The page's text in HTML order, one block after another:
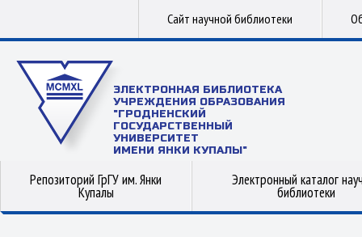
Сайт научной библиотеки
ЭЛЕКТРОННАЯ БИБЛИОТЕКА
УЧРЕЖДЕНИЯ ОБРАЗОВАНИЯ
"ГРОДНЕНСКИЙ
ГОСУДАРСТВЕННЫЙ
УНИВЕРСИТЕТ
ИМЕНИ ЯНКИ КУПАЛЫ"
Репозиторий ГрГУ им. Янки
Купалы
Электронный каталог
библиотеки